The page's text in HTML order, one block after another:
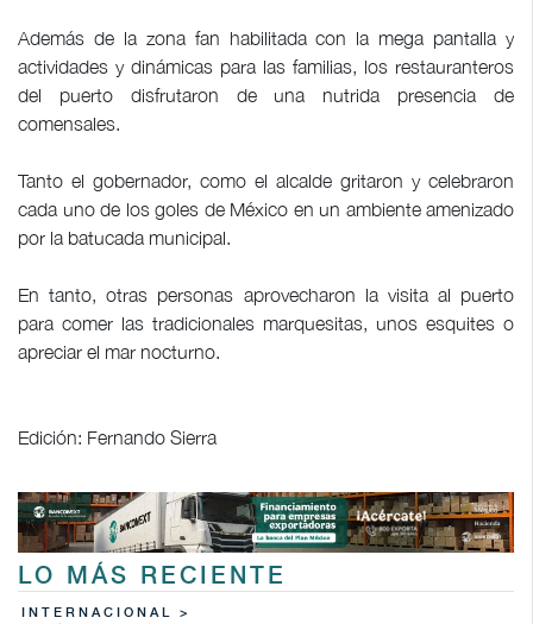
Además de la zona fan habilitada con la mega pantalla y
actividades y dinámicas para las familias, los restauranteros
del puerto disfrutaron de una nutrida presencia de
comensales.
Tanto el gobernador, como el alcalde gritaron y celebraron
cada uno de los goles de México en un ambiente amenizado
por la batucada municipal.
En tanto, otras personas aprovecharon la visita al puerto
para comer las tradicionales marquesitas, unos esquites o
apreciar el mar nocturno.
Edición: Fernando Sierra
LO MÁS RECIENTE
INTERNACIONAL >